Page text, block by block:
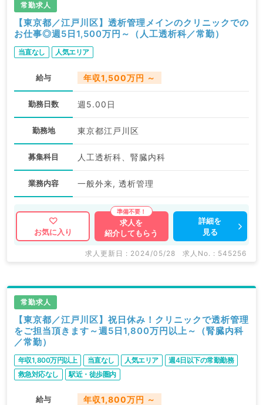
常勤求人
【東京都／江戸川区】透析管理メインのクリニックでの
お仕事◎週5日1,500万円～（人工透析科／常勤）
当直なし 人気エリア
給与 年収1,500万円 ～
勤務日数 週5.00日
勤務地 東京都江戸川区
募集科目 人工透析科、腎臓内科
業務内容 一般外来, 透析管理
お気に入り
求人を
紹介してもらう
詳細を
見る
求人更新日 : 2024/05/28 求人No. : 545256
常勤求人
【東京都／江戸川区】祝日休み！クリニックで透析管理
をご担当頂きます～週5日1,800万円以上～（腎臓内科
／常勤）
年収1,800万円以上 当直なし 人気エリア
週4日以下の常勤勤務
救急対応なし
駅近・徒歩圏内
給与 年収1,800万円 ～